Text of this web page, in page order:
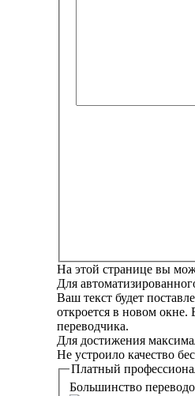
На этой странице вы
Для
Ваш текст будет
откроется в новом окне.
переводчика.
Для достижения
Не устроило качество
Платный
Большинство